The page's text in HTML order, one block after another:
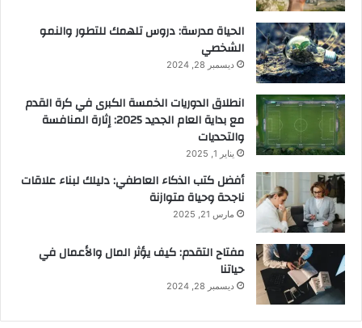
ؤ
ك
د
س
ق
ق
ف
الحياة مدرسة: دروس تلهمك للتطور والنمو
الشخصي
ديسمبر 28, 2024
انطلاق الدوريات الخمسة الكبرى في كرة القدم
مع بداية العام الجديد 2025: إثارة المنافسة
والتحديات
يناير 1, 2025
أفضل كتب الذكاء العاطفي: دليلك لبناء علاقات
ناجحة وحياة متوازنة
مارس 21, 2025
مفتاح التقدم: كيف يؤثر المال والأعمال في
حياتنا
ديسمبر 28, 2024